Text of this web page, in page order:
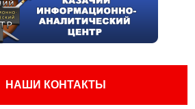
НАШИ КОНТАКТЫ